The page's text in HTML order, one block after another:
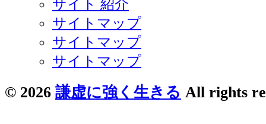
サイト 紹介
サイトマップ
サイトマップ
サイトマップ
© 2026 謙虚に強く生きる All rights